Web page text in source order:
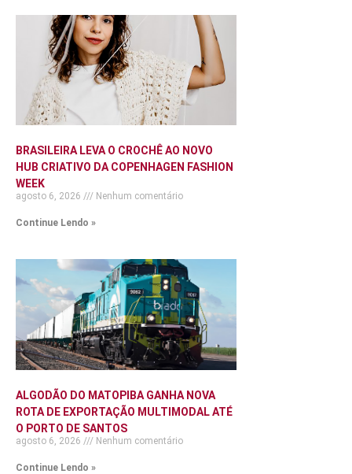
BRASILEIRA LEVA O CROCHÊ AO NOVO
HUB CRIATIVO DA COPENHAGEN FASHION
WEEK
agosto 6, 2026 Nenhum comentário
Continue Lendo »
ALGODÃO DO MATOPIBA GANHA NOVA
ROTA DE EXPORTAÇÃO MULTIMODAL ATÉ
O PORTO DE SANTOS
agosto 6, 2026 Nenhum comentário
Continue Lendo »